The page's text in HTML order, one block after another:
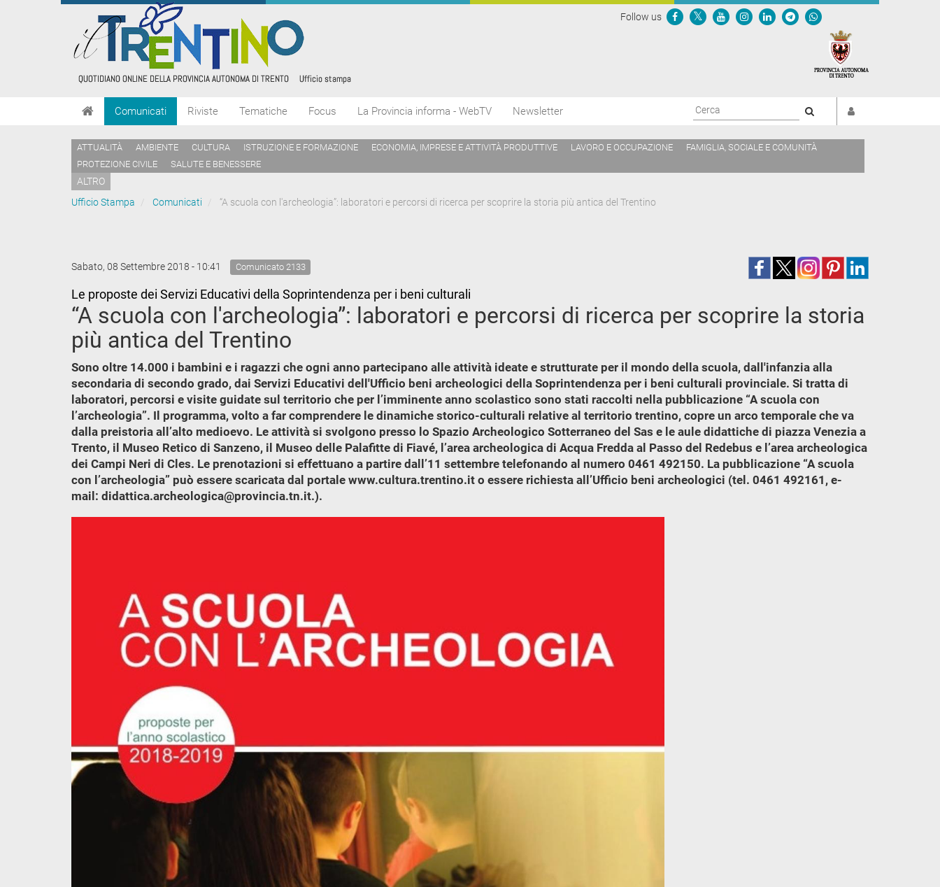
Follow us
Comunicati Riviste Tematiche Focus La Provincia informa - WebTV Newsletter
ATTUALITÀ AMBIENTE CULTURA ISTRUZIONE E FORMAZIONE ECONOMIA, IMPRESE E ATTIVITÀ PRODUTTIVE LAVORO E OCCUPAZIONE
FAMIGLIA, SOCIALE E COMUNITÀ
PROTEZIONE CIVILE
SALUTE E BENESSERE
ALTRO
Ufficio Stampa
Comunicati “A scuola con l'archeologia”: laboratori e percorsi di ricerca per scoprire la storia più antica del Trentino
Sabato, 08 Settembre 2018 - 10:41 Comunicato 2133
Le proposte dei Servizi Educativi della Soprintendenza per i beni culturali
“A scuola con l'archeologia”: laboratori e percorsi di ricerca per scoprire la storia
più antica del Trentino
Sono oltre 14.000 i bambini e i ragazzi che ogni anno partecipano alle attività ideate e strutturate per il mondo della scuola, dall'infanzia alla
secondaria di secondo grado, dai Servizi Educativi dell'Ufficio beni archeologici della Soprintendenza per i beni culturali provinciale. Si tratta di
laboratori, percorsi e visite guidate sul territorio che per l’imminente anno scolastico sono stati raccolti nella pubblicazione “A scuola con
l’archeologia”. Il programma, volto a far comprendere le dinamiche storico-culturali relative al territorio trentino, copre un arco temporale che va
dalla preistoria all’alto medioevo. Le attività si svolgono presso lo Spazio Archeologico Sotterraneo del Sas e le aule didattiche di piazza Venezia a
Trento, il Museo Retico di Sanzeno, il Museo delle Palafitte di Fiavé, l’area archeologica di Acqua Fredda al Passo del Redebus e l’area archeologica
dei Campi Neri di Cles. Le prenotazioni si effettuano a partire dall’11 settembre telefonando al numero 0461 492150. La pubblicazione “A scuola
con l’archeologia” può essere scaricata dal portale www.cultura.trentino.it o essere richiesta all’Ufficio beni archeologici (tel. 0461 492161, e-
mail: didattica.archeologica@provincia.tn.it.).